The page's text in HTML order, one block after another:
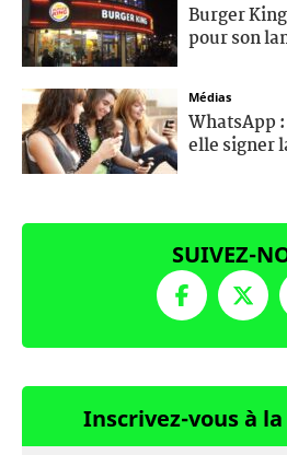
Burger
pour son
Médias
WhatsApp
elle signer
SUIVEZ-
Inscrivez-vous à